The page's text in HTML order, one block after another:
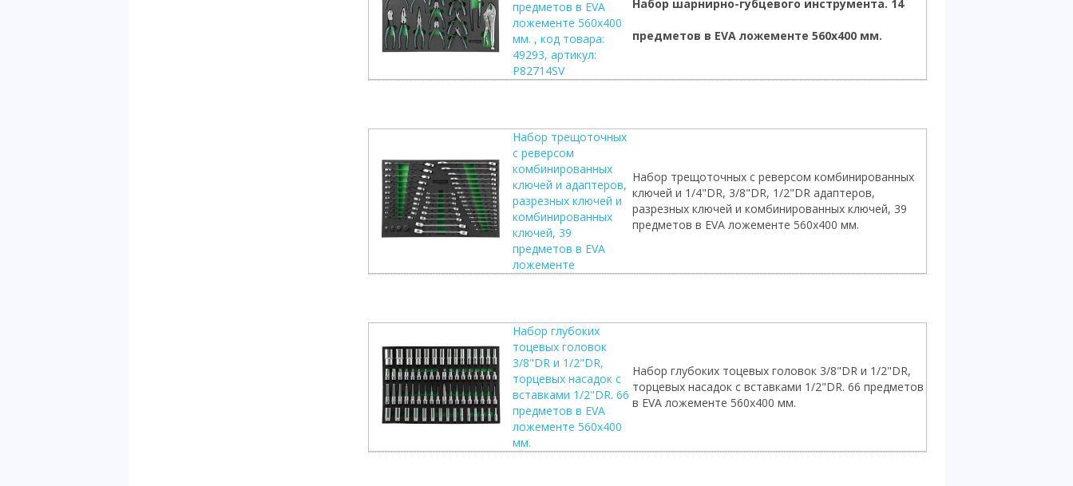
предметов в EVA
ложементе 560х400
мм. , код товара:
49293, артикул:
P82714SV
Набор шарнирно-губцевого инструмента. 14
предметов в EVA ложементе 560х400 мм.
Набор трещоточных
с реверсом
комбинированных
ключей и адаптеров,
разрезных ключей и
комбинированных
ключей, 39
предметов в EVA
ложементе
Набор трещоточных с реверсом комбинированных
ключей и 1/4"DR, 3/8"DR, 1/2"DR адаптеров,
разрезных ключей и комбинированных ключей, 39
предметов в EVA ложементе 560х400 мм.
Набор глубоких
тоцевых головок
3/8"DR и 1/2"DR,
торцевых насадок с
вставками 1/2"DR. 66
предметов в EVA
ложементе 560х400
мм.
Набор глубоких тоцевых головок 3/8"DR и 1/2"DR,
торцевых насадок с вставками 1/2"DR. 66 предметов
в EVA ложементе 560х400 мм.